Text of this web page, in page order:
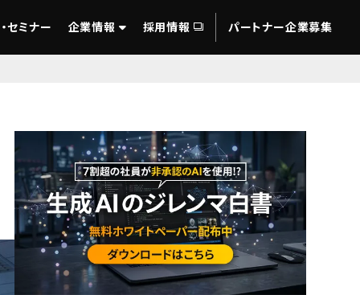
セミナー 企業情報 採用情報 パートナー企業募集